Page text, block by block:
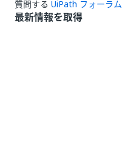
質問する UiPath フォーラム
最新情報を取得